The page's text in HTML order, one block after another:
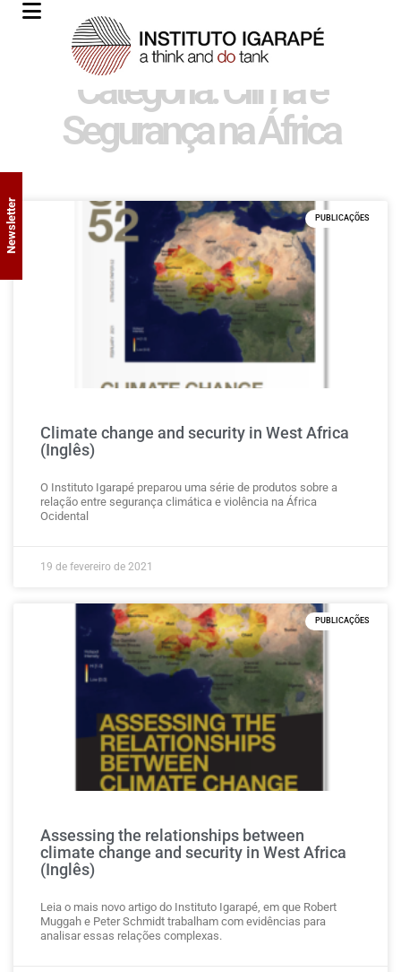
Categoria: Clima e
Segurança na África
PUBLICAÇÕES
Climate change and security in West Africa
(Inglês)
O Instituto Igarapé preparou uma série de produtos sobre a
relação entre segurança climática e violência na África
Ocidental
19 de fevereiro de 2021
PUBLICAÇÕES
Assessing the relationships between
climate change and security in West Africa
(Inglês)
Leia o mais novo artigo do Instituto Igarapé, em que Robert
Muggah e Peter Schmidt trabalham com evidências para
analisar essas relações complexas.
Newsletter